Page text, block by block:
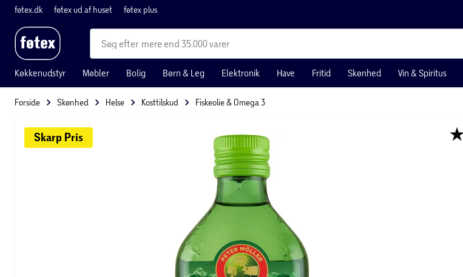
føtex.dk føtex ud af huset føtex plus
mere end 35.000 varer
Køkkenudstyr Møbler Bolig Børn & Leg Elektronik Have Fritid Skønhed Vin & Spiritus
Forside Skønhed Helse Kosttilskud Fiskeolie & Omega 3
Skarp Pris